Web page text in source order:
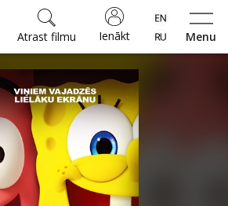
Menu
Ienākt
Atrast filmu